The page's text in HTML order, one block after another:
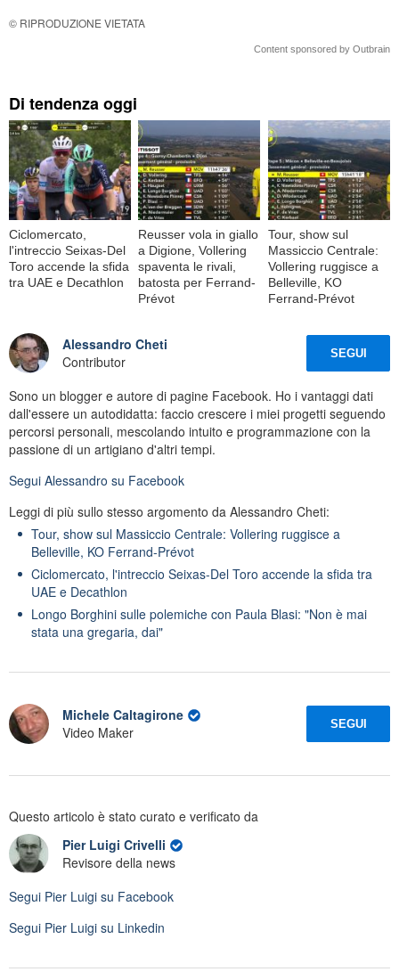
© RIPRODUZIONE VIETATA
Content sponsored by Outbrain
Di tendenza oggi
Ciclomercato,
l'intreccio Seixas-Del
Toro accende la sfida
tra UAE e Decathlon
Reusser vola in giallo
a Digione, Vollering
spaventa le rivali,
batosta per Ferrand-
Prévot
Tour, show sul
Massiccio Centrale:
Vollering ruggisce a
Belleville, KO
Ferrand-Prévot
Alessandro Cheti
Contributor
SEGUI
Sono un blogger e autore di pagine Facebook. Ho i vantaggi dati
dall'essere un autodidatta: faccio crescere i miei progetti seguendo
percorsi personali, mescolando intuito e programmazione con la
passione di un artigiano d'altri tempi.
Segui Alessandro su Facebook
Leggi di più sullo stesso argomento da Alessandro Cheti:
Tour, show sul Massiccio Centrale: Vollering ruggisce a
Belleville, KO Ferrand-Prévot
Ciclomercato, l'intreccio Seixas-Del Toro accende la sfida tra
UAE e Decathlon
Longo Borghini sulle polemiche con Paula Blasi: "Non è mai
stata una gregaria, dai"
Michele Caltagirone
Video Maker
SEGUI
Questo articolo è stato curato e verificato da
Pier Luigi Crivelli
Revisore della news
Segui Pier Luigi su Facebook
Segui Pier Luigi su Linkedin